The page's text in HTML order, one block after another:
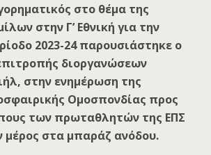
στο θέμα της
στην Γ’ Εθνική για την
2023-24 παρουσιάστηκε ο
διοργανώσεων
στην ενημέρωση της
Ομοσπονδίας προς
των πρωταθλητών της ΕΠΣ
μέρος στα μπαράζ ανόδου.